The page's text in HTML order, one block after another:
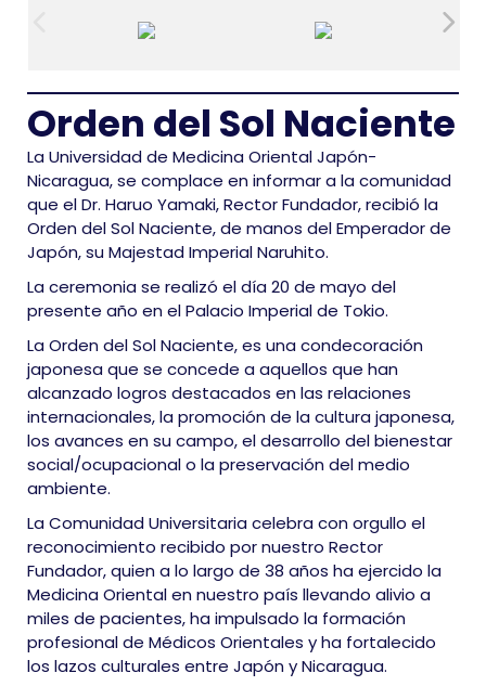
Orden del Sol Naciente
La Universidad de Medicina Oriental Japón-
Nicaragua, se complace en informar a la comunidad
que el Dr. Haruo Yamaki, Rector Fundador, recibió la
Orden del Sol Naciente, de manos del Emperador de
Japón, su Majestad Imperial Naruhito.
La ceremonia se realizó el día 20 de mayo del
presente año en el Palacio Imperial de Tokio.
La Orden del Sol Naciente, es una condecoración
japonesa que se concede a aquellos que han
alcanzado logros destacados en las relaciones
internacionales, la promoción de la cultura japonesa,
los avances en su campo, el desarrollo del bienestar
social/ocupacional o la preservación del medio
ambiente.
La Comunidad Universitaria celebra con orgullo el
reconocimiento recibido por nuestro Rector
Fundador, quien a lo largo de 38 años ha ejercido la
Medicina Oriental en nuestro país llevando alivio a
miles de pacientes, ha impulsado la formación
profesional de Médicos Orientales y ha fortalecido
los lazos culturales entre Japón y Nicaragua.